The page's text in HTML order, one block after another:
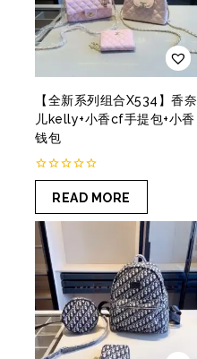
【全新系列组合X534】香奈
儿kelly+小香cf手提包+小香
钱包
0
5
READ MORE